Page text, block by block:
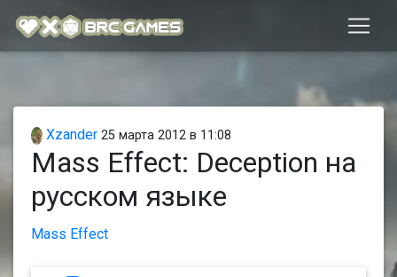
Xzander 25 марта 2012 в 11:08
Mass Effect: Deception на
русском языке
Mass Effect